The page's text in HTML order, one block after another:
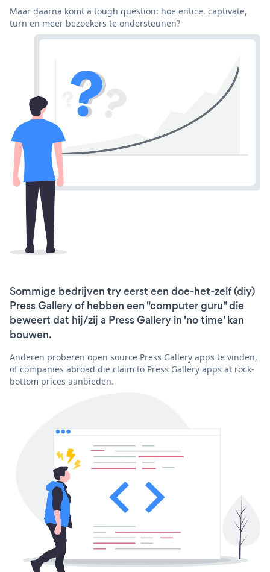
Maar daarna komt a tough question: hoe entice, captivate,
turn en meer bezoekers te ondersteunen?
Sommige bedrijven try eerst een doe-het-zelf (diy)
Press Gallery of hebben een "computer guru" die
beweert dat hij/zij a Press Gallery in 'no time' kan
bouwen.
Anderen proberen open source Press Gallery apps te vinden,
of companies abroad die claim to Press Gallery apps at rock-
bottom prices aanbieden.